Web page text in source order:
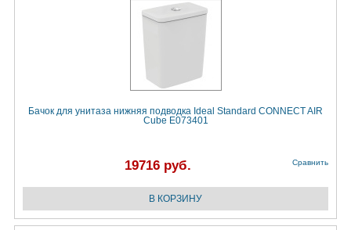
Бачок для унитаза нижняя подводка Ideal Standard CONNECT AIR
Cube E073401
19716 руб. Сравнить